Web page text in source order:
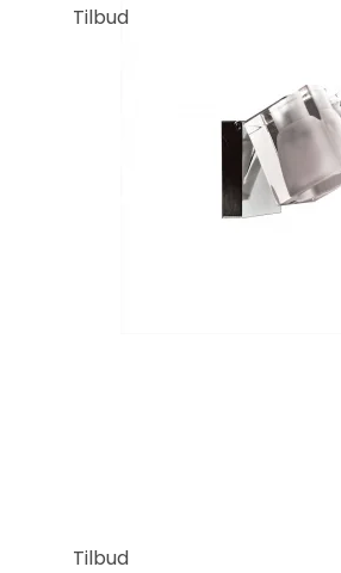
Tilbud
Tilbud